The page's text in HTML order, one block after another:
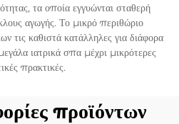
τα οποία εγγυώνται σταθερή
αγωγής. Το μικρό περιθώριο
τις καθιστά κατάλληλες για διάφορα
ιατρικά σπα μέχρι μικρότερες
πρακτικές.
προϊόντων